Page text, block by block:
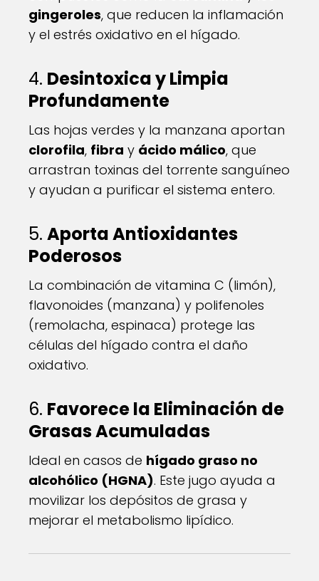
gingeroles, que reducen la inflamación
y el estrés oxidativo en el hígado.
4. Desintoxica y Limpia
Profundamente
Las hojas verdes y la manzana aportan
clorofila, fibra y ácido málico, que
arrastran toxinas del torrente sanguíneo
y ayudan a purificar el sistema entero.
5. Aporta Antioxidantes
Poderosos
La combinación de vitamina C (limón),
flavonoides (manzana) y polifenoles
(remolacha, espinaca) protege las
células del hígado contra el daño
oxidativo.
6. Favorece la Eliminación de
Grasas Acumuladas
Ideal en casos de hígado graso no
alcohólico (HGNA). Este jugo ayuda a
movilizar los depósitos de grasa y
mejorar el metabolismo lipídico.